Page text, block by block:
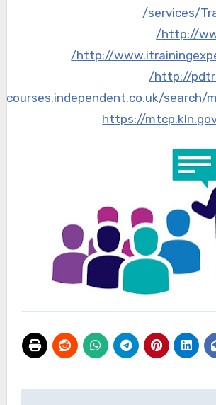
services/
http://
http://
http://
search/
https://